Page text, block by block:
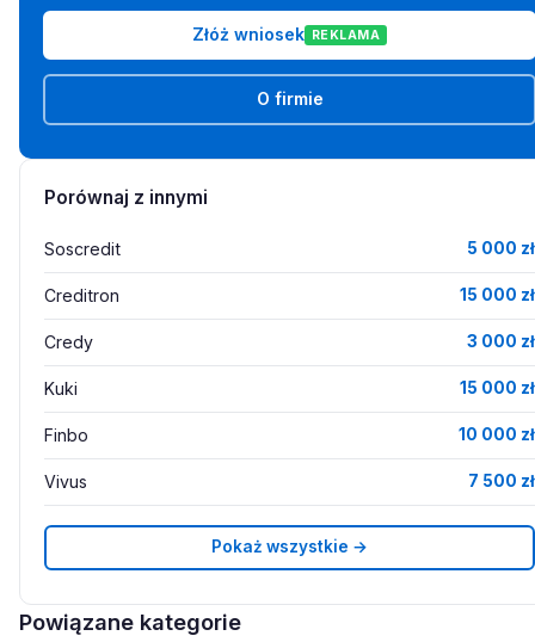
Złóż wniosek REKLAMA
O firmie
Porównaj z innymi
Soscredit 5 000 zł
Creditron 15 000 zł
Credy 3 000 zł
Kuki 15 000 zł
Finbo 10 000 zł
Vivus 7 500 zł
Pokaż wszystkie →
Powiązane kategorie